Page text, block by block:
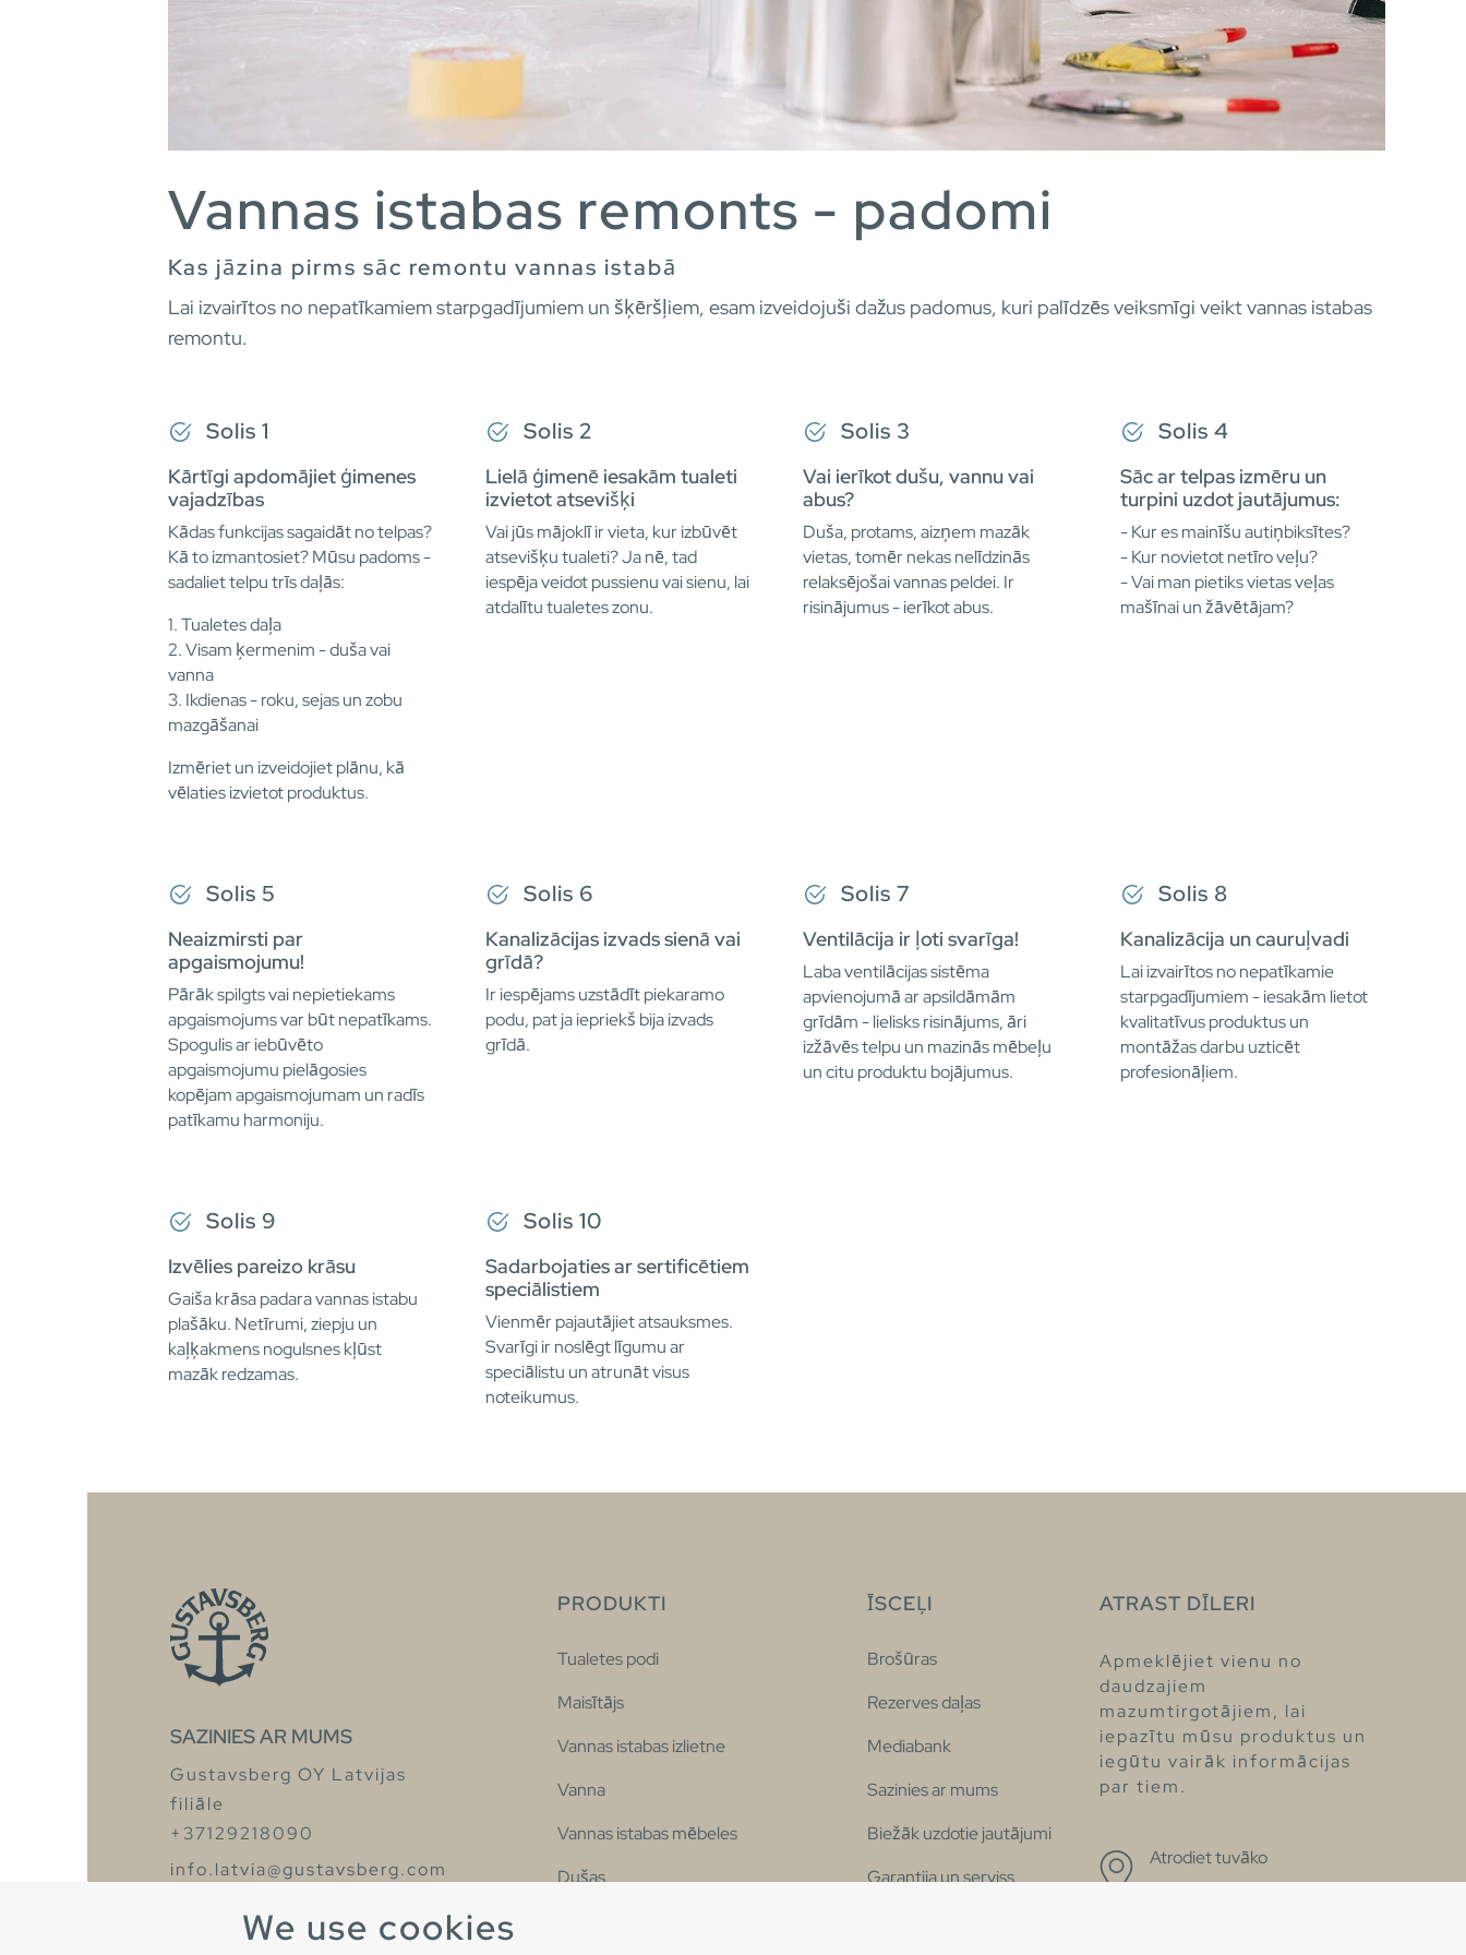
We use cookies
Vannas istabas remonts - padomi
Kas jāzina pirms sāc remontu vannas istabā
Lai izvairītos no nepatīkamiem starpgadījumiem un šķēršļiem, esam izveidojuši dažus padomus, kuri palīdzēs veiksmīgi veikt vannas istabas
remontu.
Solis 1
Kārtīgi apdomājiet ģimenes
vajadzības
Kādas funkcijas sagaidāt no telpas?
Kā to izmantosiet? Mūsu padoms -
sadaliet telpu trīs daļās:
1. Tualetes daļa
2. Visam ķermenim - duša vai
vanna
3. Ikdienas - roku, sejas un zobu
mazgāšanai
Izmēriet un izveidojiet plānu, kā
vēlaties izvietot produktus.
Solis 2
Lielā ģimenē iesakām tualeti
izvietot atsevišķi
Vai jūs mājoklī ir vieta, kur izbūvēt
atsevišķu tualeti? Ja nē, tad
iespēja veidot pussienu vai sienu, lai
atdalītu tualetes zonu.
Solis 3
Vai ierīkot dušu, vannu vai
abus?
Duša, protams, aizņem mazāk
vietas, tomēr nekas nelīdzinās
relaksējošai vannas peldei. Ir
risinājumus - ierīkot abus.
Solis 4
Sāc ar telpas izmēru un
turpini uzdot jautājumus:
- Kur es mainīšu autiņbiksītes?
- Kur novietot netīro veļu?
- Vai man pietiks vietas veļas
mašīnai un žāvētājam?
Solis 5
Neaizmirsti par
apgaismojumu!
Pārāk spilgts vai nepietiekams
apgaismojums var būt nepatīkams.
Spogulis ar iebūvēto
apgaismojumu pielāgosies
kopējam apgaismojumam un radīs
patīkamu harmoniju.
Solis 6
Kanalizācijas izvads sienā vai
grīdā?
Ir iespējams uzstādīt piekaramo
podu, pat ja iepriekš bija izvads
grīdā.
Solis 7
Ventilācija ir ļoti svarīga!
Laba ventilācijas sistēma
apvienojumā ar apsildāmām
grīdām - lielisks risinājums, āri
izžāvēs telpu un mazinās mēbeļu
un citu produktu bojājumus.
Solis 8
Kanalizācija un cauruļvadi
Lai izvairītos no nepatīkamie
starpgadījumiem - iesakām lietot
kvalitatīvus produktus un
montāžas darbu uzticēt
profesionāļiem.
Solis 9
Izvēlies pareizo krāsu
Gaiša krāsa padara vannas istabu
plašāku. Netīrumi, ziepju un
kaļķakmens nogulsnes kļūst
mazāk redzamas.
Solis 10
Sadarbojaties ar sertificētiem
speciālistiem
Vienmēr pajautājiet atsauksmes.
Svarīgi ir noslēgt līgumu ar
speciālistu un atrunāt visus
noteikumus.
SAZINIES AR MUMS
Gustavsberg OY Latvijas
filiāle
+37129218090
info.latvia@gustavsberg.com
PRODUKTI
Tualetes podi
Maisītājs
Vannas istabas izlietne
Vanna
Vannas istabas mēbeles
Dušas
ĪSCEĻI
Brošūras
Rezerves daļas
Mediabank
Sazinies ar mums
Biežāk uzdotie jautājumi
Garantija un serviss
ATRAST DĪLERI
Apmeklējiet vienu no
daudzajiem
mazumtirgotājiem, lai
iepazītu mūsu produktus un
iegūtu vairāk informācijas
par tiem.
Atrodiet tuvāko
mazumtirgotāju